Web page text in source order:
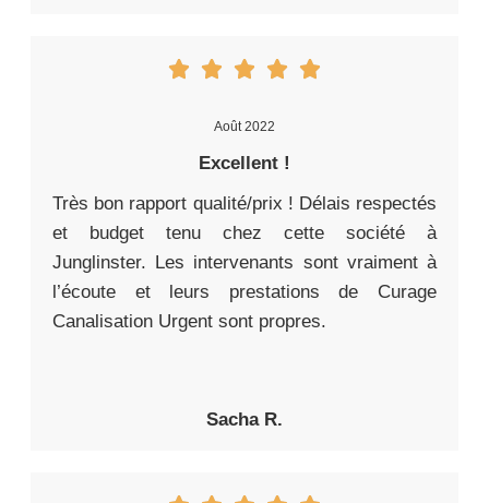
Août 2022
Excellent !
Très bon rapport qualité/prix ! Délais respectés
et budget tenu chez cette société à
Junglinster. Les intervenants sont vraiment à
l’écoute et leurs prestations de Curage
Canalisation Urgent sont propres.
Sacha R.